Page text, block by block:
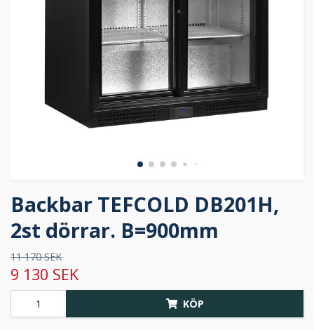
Backbar TEFCOLD DB201H,
2st dörrar. B=900mm
11 170 SEK
9 130 SEK
KÖP